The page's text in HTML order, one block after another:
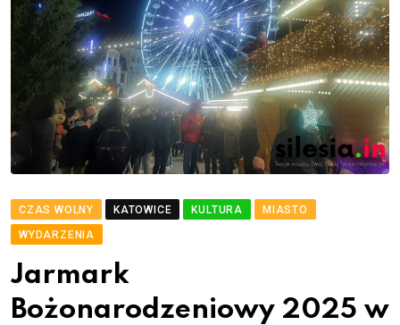
CZAS WOLNY KATOWICE KULTURA
MIASTO
WYDARZENIA
Jarmark
Bożonarodzeniowy 2025 w